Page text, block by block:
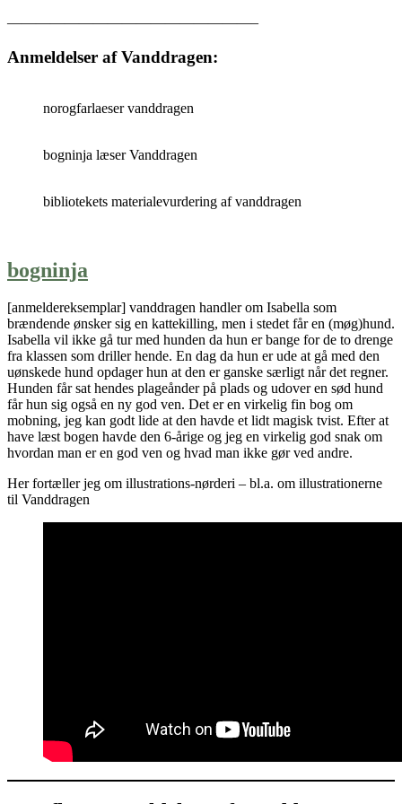
—————————————————–
Anmeldelser af Vanddragen:
norogfarlaeser vanddragen
bogninja læser Vanddragen
bibliotekets materialevurdering af vanddragen
bogninja
[anmeldereksemplar] vanddragen handler om Isabella som
brændende ønsker sig en kattekilling, men i stedet får en (møg)hund.
Isabella vil ikke gå tur med hunden da hun er bange for de to drenge
fra klassen som driller hende. En dag da hun er ude at gå med den
uønskede hund opdager hun at den er ganske særligt når det regner.
Hunden får sat hendes plageånder på plads og udover en sød hund
får hun sig også en ny god ven. Det er en virkelig fin bog om
mobning, jeg kan godt lide at den havde et lidt magisk tvist. Efter at
have læst bogen havde den 6-årige og jeg en virkelig god snak om
hvordan man er en god ven og hvad man ikke gør ved andre.
Her fortæller jeg om illustrations-nørderi – bl.a. om illustrationerne
til Vanddragen